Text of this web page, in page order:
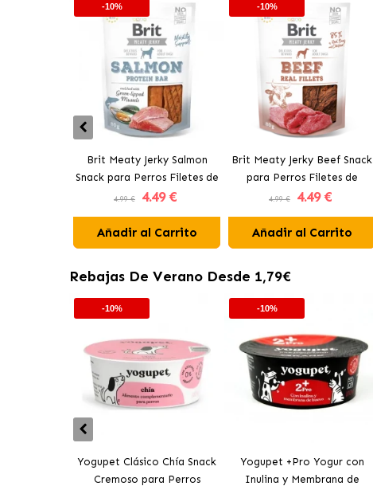
-10%
Brit Meaty Jerky Salmon
Snack para Perros Filetes de
Salmón
4.99 € 4.49 €
Añadir al Carrito
-10%
Brit Meaty Jerky Beef Snack
para Perros Filetes de
Ternera
4.99 € 4.49 €
Añadir al Carrito
Rebajas De Verano Desde 1,79€
-10%
Yogupet Clásico Chía Snack
Cremoso para Perros
-10%
Yogupet +Pro Yogur con
Inulina y Membrana de